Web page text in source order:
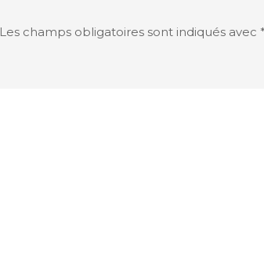
Les champs obligatoires sont indiqués avec *